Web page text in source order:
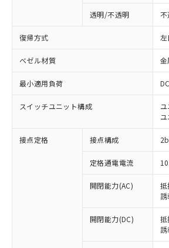
透明/不透明
復帰方式
ベゼル材質 金
最小適用負荷
スイッチユニット構成
接点定格 接点構成 2b
定格通電電流
開閉能力(AC)
開閉能力(DC)
※1 対応状況
対応済み：EU RoHS指令
非含有に対応した製品が提供
対応予定：EU RoHS指令（10
有に対応した製品に切り替え